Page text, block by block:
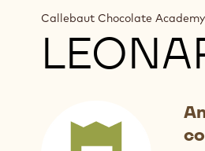
Callebaut Chocolate